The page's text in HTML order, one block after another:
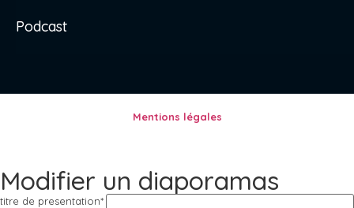
Podcast
Mentions légales
Modifier un diaporamas
titre de presentation*